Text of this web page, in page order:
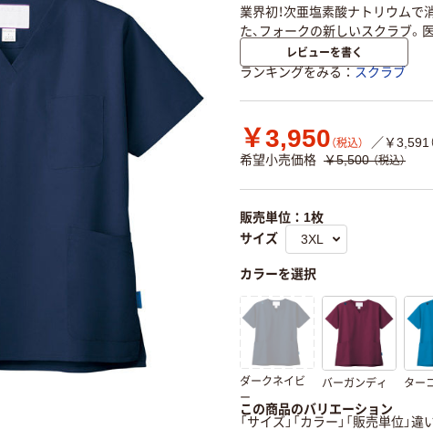
業界初！次亜塩素酸ナトリウム
た、フォークの新しいスクラブ。
レビューを書く
ランキングをみる スクラブ
￥3,950 （税込）
／￥3,591
希望小売価格 ￥5,500 （税込）
販売単位：1枚
サイズ
カラーを選択
ダークネイビ
ー
バーガンディ ター
この商品のバリエーション
「サイズ」「カラー」「販売単位」